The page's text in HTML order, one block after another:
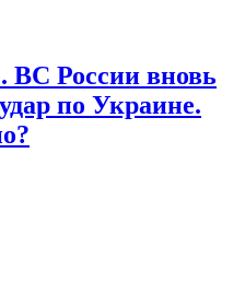
ВС России вновь
по Украине.